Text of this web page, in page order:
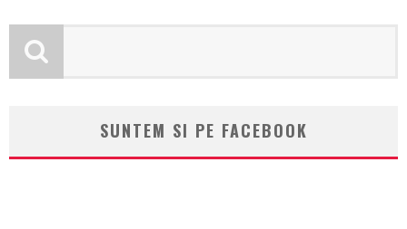
SUNTEM SI PE FACEBOOK